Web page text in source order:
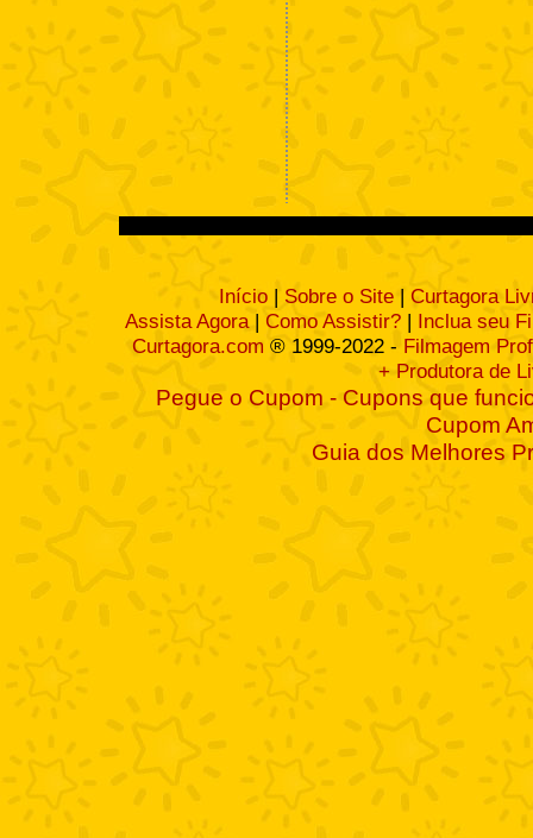
Início | Sobre o Site | Curtagora
Assista Agora| Como Assistir? | Inclua seu
Curtagora.com ® 1999-2022 - Filmagem
+ Produtora de
Pegue o Cupom - Cupons que
Cupom
Guia dos Melhores